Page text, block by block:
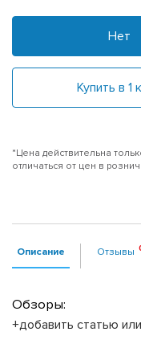
Нет
Купить в 1
*Цена действительна
отличаться от цен в
Описание Отзывы
Обзоры:
+добавить статью